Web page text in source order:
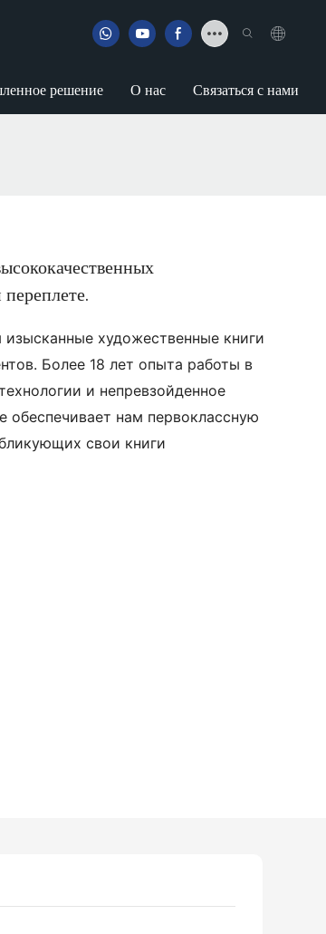
решение О нас Связаться с нами
художественные книги
Более 18 лет опыта работы в
и непревзойденное
нам первоклассную
свои книги